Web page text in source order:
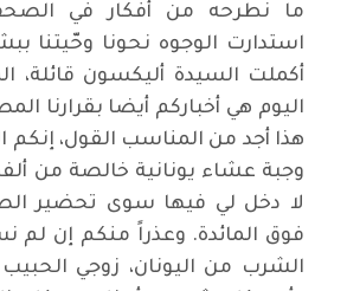
ما نطرحه من أفكار في
استدارت الوجوه نحونا وحّيتنا
أكملت السيدة أليكسون قائلة،
اليوم هي أخباركم أيضا بقرارنا
هذا أجد من المناسب القول، إنكم
وجبة عشاء يونانية خالصة من ألفها
لا دخل لي فيها سوى تحضير
فوق المائدة. وعذراً منكم إن
الشرب من اليونان، زوجي